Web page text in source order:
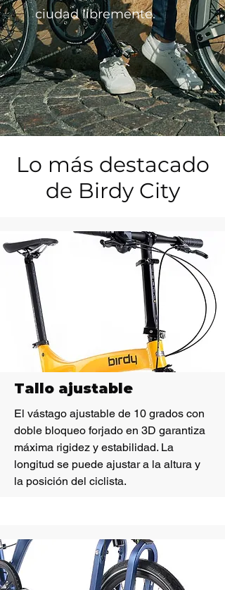
ciudad libremente.
Lo más destacado
de Birdy City
Tallo ajustable
El vástago ajustable de 10 grados con
doble bloqueo forjado en 3D garantiza
máxima rigidez y estabilidad. La
longitud se puede ajustar a la altura y
la posición del ciclista.